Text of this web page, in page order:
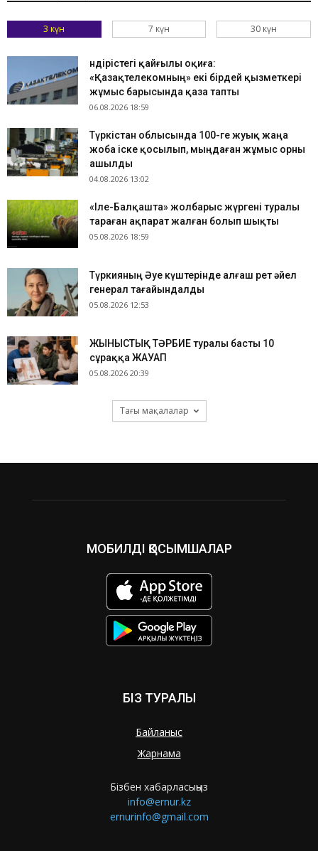
3 күн 7 күн 30 күн
Өндірістегі қайғылы оқиға:
«Қазақтелекомның» екі бірдей қызметкері
жұмыс барысында қаза тапты
06.08.2026 18:59
Түркістан облысында 100-ге жуық жаңа
жоба іске қосылып, мыңдаған жұмыс орны
ашылды
04.08.2026 13:02
«Іле-Балқашта» жолбарыс жүргені туралы
тараған ақпарат жалған болып шықты
05.08.2026 18:59
Түркияның Әуе күштерінде алғаш рет әйел
генерал тағайындалды
05.08.2026 12:53
ЖЫНЫСТЫҚ ТӘРБИЕ туралы басты 10
сұраққа ЖАУАП
05.08.2026 20:39
Тағы мақалалар
МОБИЛДІ ҚОСЫМШАЛАР
БІЗ ТУРАЛЫ
Байланыс
Жарнама
Бізбен хабарласыңыз
info@ernur.kz
ernurinfo@gmail.com